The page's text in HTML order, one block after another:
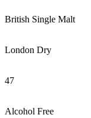
British Single Malt
London Dry
47
Alcohol Free